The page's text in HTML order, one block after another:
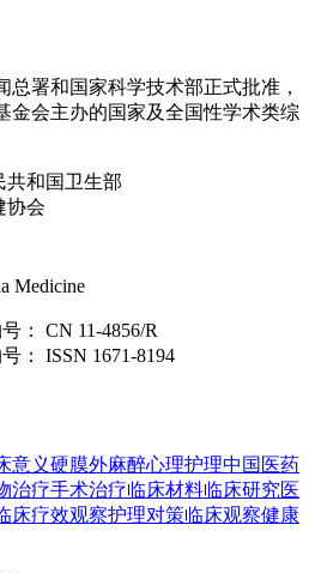
署和国家科学技术部正式批准，
金会主办的国家及全国性学术类综
共和国卫生部
协会
Medicine
： CN 11-4856/R
： ISSN 1671-8194
意义硬膜外麻醉心理护理中国医药
治疗手术治疗临床材料临床研究医
床疗效观察护理对策临床观察健康